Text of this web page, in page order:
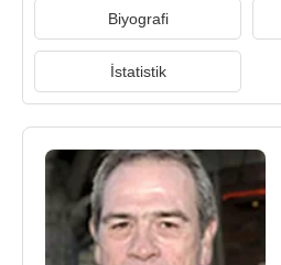
Biyografi
İstatistik